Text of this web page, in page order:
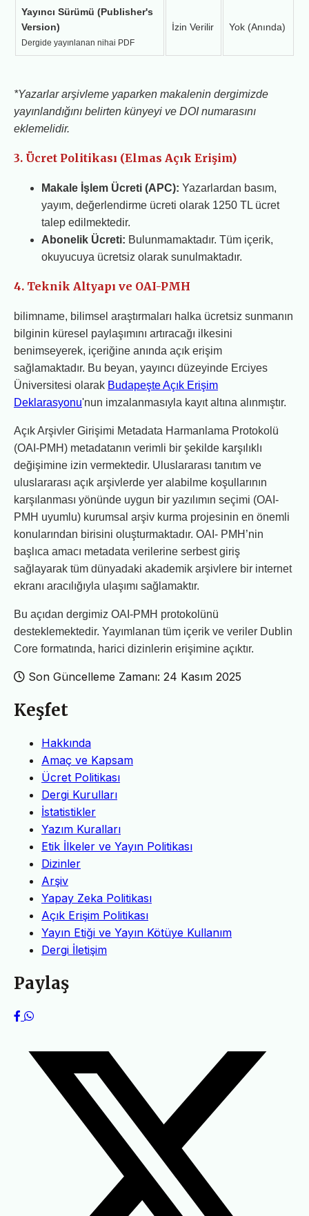
Yayıncı Sürümü (Publisher's
Version)
Dergide yayınlanan nihai PDF
İzin Verilir Yok (Anında)
*Yazarlar arşivleme yaparken makalenin dergimizde
yayınlandığını belirten künyeyi ve DOI numarasını
eklemelidir.
3. Ücret Politikası (Elmas Açık Erişim)
Makale İşlem Ücreti (APC): Yazarlardan basım,
yayım, değerlendirme ücreti olarak 1250 TL ücret
talep edilmektedir.
Abonelik Ücreti: Bulunmamaktadır. Tüm içerik,
okuyucuya ücretsiz olarak sunulmaktadır.
4. Teknik Altyapı ve OAI-PMH
bilimname, bilimsel araştırmaları halka ücretsiz sunmanın
bilginin küresel paylaşımını artıracağı ilkesini
benimseyerek, içeriğine anında açık erişim
sağlamaktadır. Bu beyan, yayıncı düzeyinde Erciyes
Üniversitesi olarak Budapeşte Açık Erişim
Deklarasyonu'nun imzalanmasıyla kayıt altına alınmıştır.
Açık Arşivler Girişimi Metadata Harmanlama Protokolü
(OAI-PMH) metadatanın verimli bir şekilde karşılıklı
değişimine izin vermektedir. Uluslararası tanıtım ve
uluslararası açık arşivlerde yer alabilme koşullarının
karşılanması yönünde uygun bir yazılımın seçimi (OAI-
PMH uyumlu) kurumsal arşiv kurma projesinin en önemli
konularından birisini oluşturmaktadır. OAI- PMH’nin
başlıca amacı metadata verilerine serbest giriş
sağlayarak tüm dünyadaki akademik arşivlere bir internet
ekranı aracılığıyla ulaşımı sağlamaktır.
Bu açıdan dergimiz OAI-PMH protokolünü
desteklemektedir. Yayımlanan tüm içerik ve veriler Dublin
Core formatında, harici dizinlerin erişimine açıktır.
Son Güncelleme Zamanı: 24 Kasım 2025
Keşfet
Hakkında
Amaç ve Kapsam
Ücret Politikası
Dergi Kurulları
İstatistikler
Yazım Kuralları
Etik İlkeler ve Yayın Politikası
Dizinler
Arşiv
Yapay Zeka Politikası
Açık Erişim Politikası
Yayın Etiği ve Yayın Kötüye Kullanım
Dergi İletişim
Paylaş